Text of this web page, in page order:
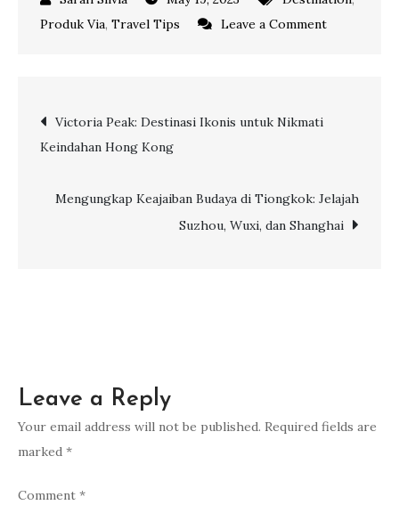
Produk Via, Travel Tips Leave a Commenton
Surabaya-
Jember
Post
navigation
Victoria Peak: Destinasi Ikonis untuk Nikmati
Keindahan Hong Kong
Mengungkap Keajaiban Budaya di Tiongkok: Jelajah
Suzhou, Wuxi, dan Shanghai
Leave a Reply
Your email address will not be published. Required fields are
marked *
Comment *